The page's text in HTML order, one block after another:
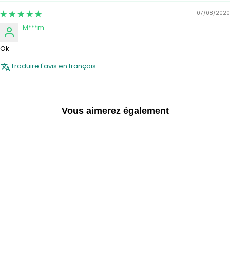
07/08/2020
M***m
Ok
Traduire l'avis en français
Vous aimerez également